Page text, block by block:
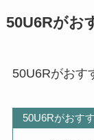
50U6Rがお
50U6Rがおす
50U6Rがおす